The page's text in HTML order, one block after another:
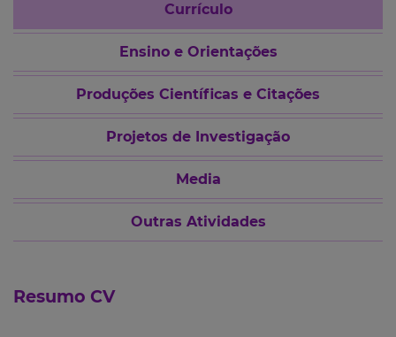
Currículo
Ensino e Orientações
Produções Científicas e Citações
Projetos de Investigação
Media
Outras Atividades
Resumo CV